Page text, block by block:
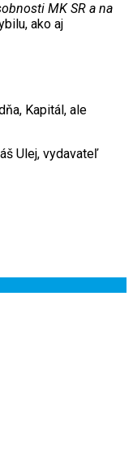
MK SR a na
ako aj
Kapitál, ale
Ulej, vydavateľ